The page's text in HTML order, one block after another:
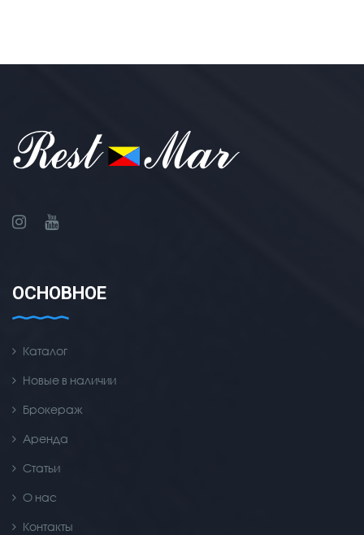
ОСНОВНОЕ
Каталог
Новые в наличии
Брокераж
Аренда
Статьи
О нас
Контакты